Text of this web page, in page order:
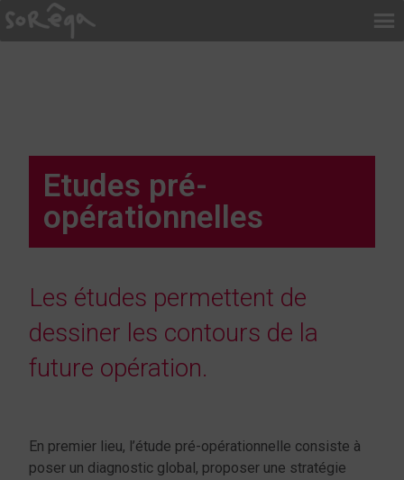
Etudes pré-
opérationnelles
Les études permettent de
dessiner les contours de la
future opération.
En premier lieu, l’étude pré-opérationnelle consiste à
poser un diagnostic global, proposer une stratégie